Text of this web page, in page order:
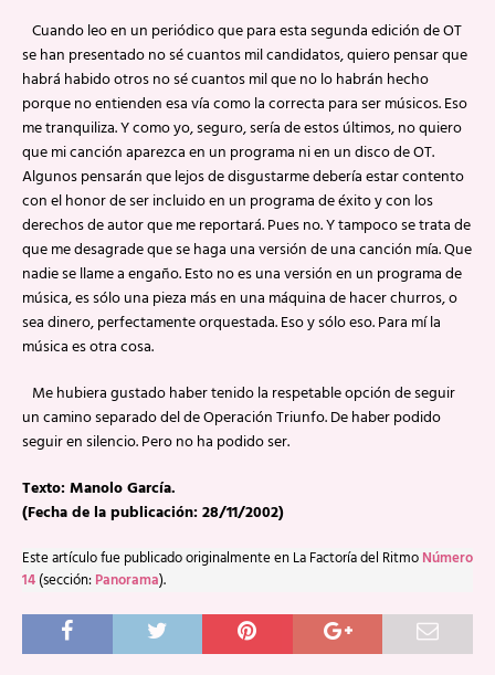
Cuando leo en un periódico que para esta segunda edición de OT
se han presentado no sé cuantos mil candidatos, quiero pensar que
habrá habido otros no sé cuantos mil que no lo habrán hecho
porque no entienden esa vía como la correcta para ser músicos. Eso
me tranquiliza. Y como yo, seguro, sería de estos últimos, no quiero
que mi canción aparezca en un programa ni en un disco de OT.
Algunos pensarán que lejos de disgustarme debería estar contento
con el honor de ser incluido en un programa de éxito y con los
derechos de autor que me reportará. Pues no. Y tampoco se trata de
que me desagrade que se haga una versión de una canción mía. Que
nadie se llame a engaño. Esto no es una versión en un programa de
música, es sólo una pieza más en una máquina de hacer churros, o
sea dinero, perfectamente orquestada. Eso y sólo eso. Para mí la
música es otra cosa.
Me hubiera gustado haber tenido la respetable opción de seguir
un camino separado del de Operación Triunfo. De haber podido
seguir en silencio. Pero no ha podido ser.
Texto: Manolo García.
(Fecha de la publicación: 28/11/2002)
Este artículo fue publicado originalmente en La Factoría del Ritmo Número
14 (sección: Panorama).